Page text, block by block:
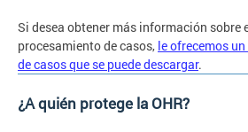
Si desea obtener más información sobre
procesamiento de casos, le ofrecemos
de casos que se puede descargar.
¿A quién protege la OHR?